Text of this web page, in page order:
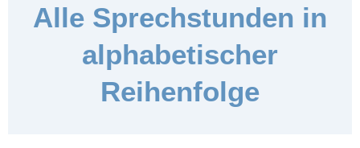
Alle Sprechstunden in
alphabetischer
Reihenfolge